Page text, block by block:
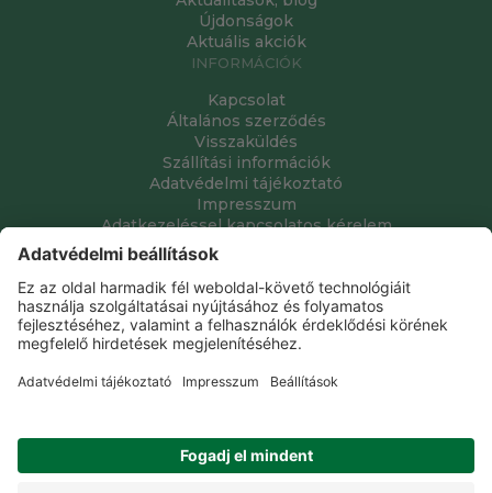
Újdonságok
Aktuális akciók
INFORMÁCIÓK
Kapcsolat
Általános szerződés
Visszaküldés
Szállítási információk
Adatvédelmi tájékoztató
Impresszum
Adatkezeléssel kapcsolatos kérelem
Grube Kft. © 2009 - 2026. Minden jog fenntartva. All rights